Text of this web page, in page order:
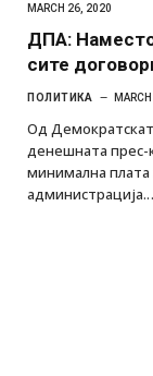
MARCH 26, 2020
ДПА:
сите
ПОЛИТИКА
Од
денешната прес-
минимална плата